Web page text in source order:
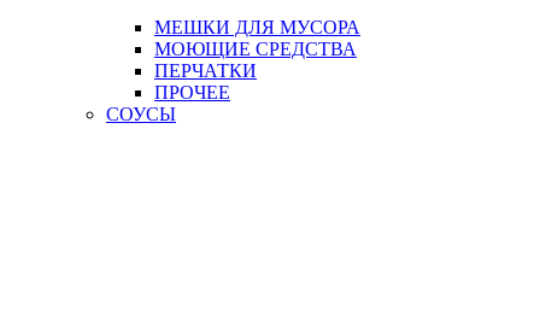
МЕШКИ ДЛЯ МУСОРА
МОЮЩИЕ СРЕДСТВА
ПЕРЧАТКИ
ПРОЧЕЕ
СОУСЫ